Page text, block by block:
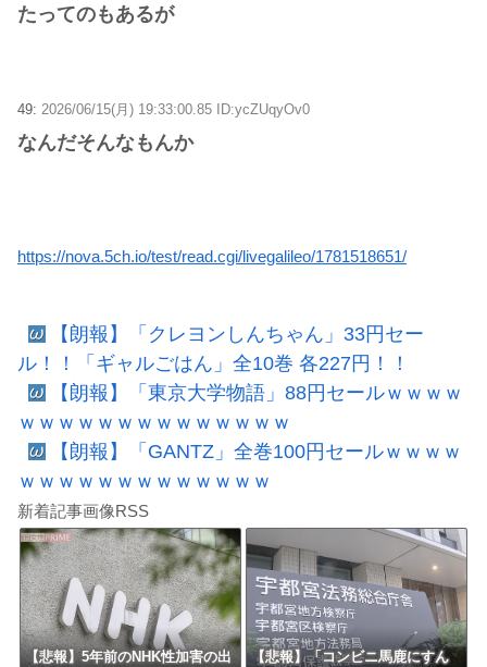
たってのもあるが
49: 2026/06/15(月) 19:33:00.85 ID:ycZUqyOv0
なんだそんなもんか
https://nova.5ch.io/test/read.cgi/livegalileo/1781518651/
【朗報】「クレヨンしんちゃん」33円セー
ル！！「ギャルごはん」全10巻 各227円！！
【朗報】「東京大学物語」88円セールｗｗｗｗ
ｗｗｗｗｗｗｗｗｗｗｗｗｗｗ
【朗報】「GANTZ」全巻100円セールｗｗｗｗ
ｗｗｗｗｗｗｗｗｗｗｗｗｗ
新着記事画像RSS
【悲報】5年前のNHK性加害の出
【悲報】「コンビニ馬鹿にすん